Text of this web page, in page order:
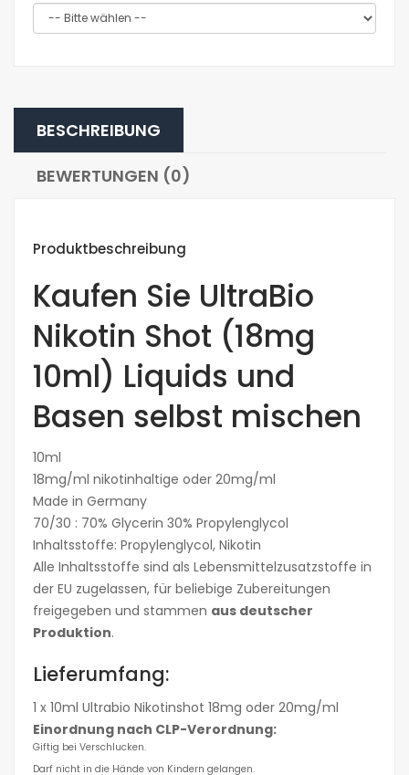
BESCHREIBUNG
BEWERTUNGEN (0)
Produktbeschreibung
Kaufen Sie UltraBio
Nikotin Shot (18mg
10ml) Liquids und
Basen selbst mischen
10ml
18mg/ml nikotinhaltige oder 20mg/ml
Made in Germany
70/30 : 70% Glycerin 30% Propylenglycol
Inhaltsstoffe: Propylenglycol, Nikotin
Alle Inhaltsstoffe sind als Lebensmittelzusatzstoffe in
der EU zugelassen, für beliebige Zubereitungen
freigegeben und stammen aus deutscher
Produktion.
Lieferumfang:
1 x 10ml Ultrabio Nikotinshot 18mg oder 20mg/ml
Einordnung nach CLP-Verordnung:
Giftig bei Verschlucken.
Darf nicht in die Hände von Kindern gelangen.